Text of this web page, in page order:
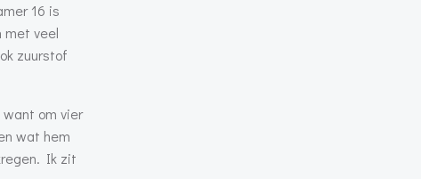
16 is
met veel
zuurstof
om vier
wat hem
Ik zit